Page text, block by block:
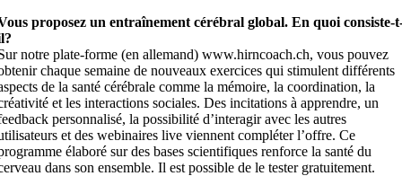
proposez un entraînement cérébral global. En quoi consiste-
notre plate-forme (en allemand) www.hirncoach.ch, vous pouvez
chaque semaine de nouveaux exercices qui stimulent différents
de la santé cérébrale comme la mémoire, la coordination, la
et les interactions sociales. Des incitations à apprendre, un
personnalisé, la possibilité d’interagir avec les autres
et des webinaires live viennent compléter l’offre. Ce
élaboré sur des bases scientifiques renforce la santé du
dans son ensemble. Il est possible de le tester gratuitement.